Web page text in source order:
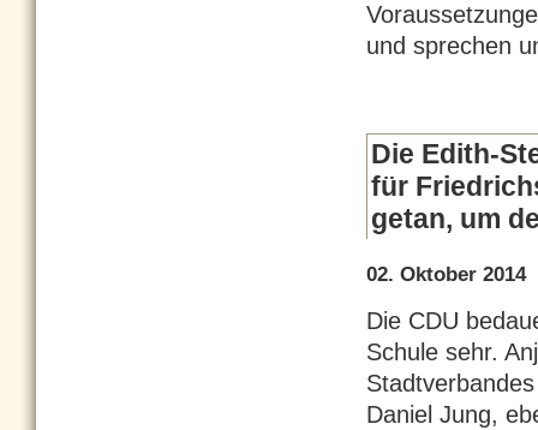
und sprechen
Die Edith-
für
getan, um
02. Oktober 2014
Die CDU
Schule sehr.
Daniel Jung,